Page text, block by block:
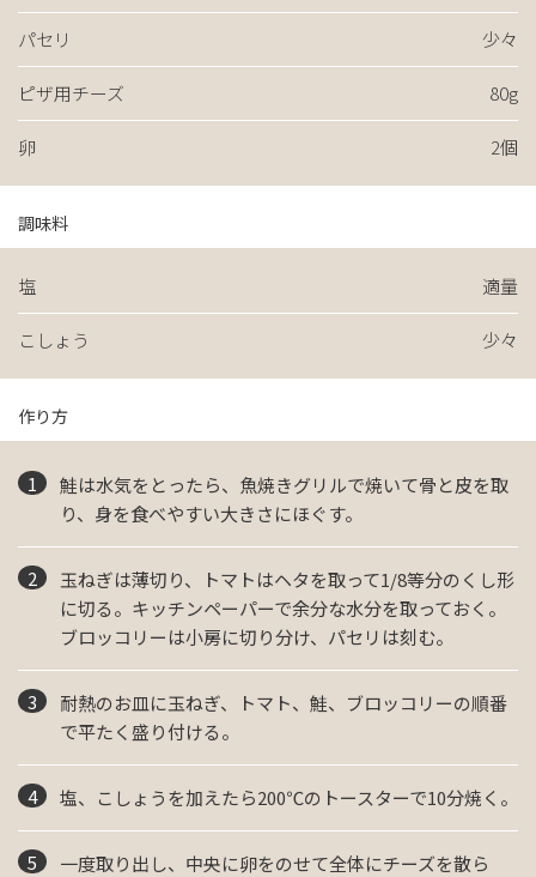
パセリ 少々
ピザ用チーズ 80g
卵 2個
調味料
塩 適量
こしょう 少々
作り方
鮭は水気をとったら、魚焼きグリルで焼いて骨と皮を取
り、身を食べやすい大きさにほぐす。
玉ねぎは薄切り、トマトはヘタを取って1/8等分のくし形
に切る。キッチンペーパーで余分な水分を取っておく。
ブロッコリーは小房に切り分け、パセリは刻む。
耐熱のお皿に玉ねぎ、トマト、鮭、ブロッコリーの順番
で平たく盛り付ける。
塩、こしょうを加えたら200℃のトースターで10分焼く。
一度取り出し、中央に卵をのせて全体にチーズを散ら